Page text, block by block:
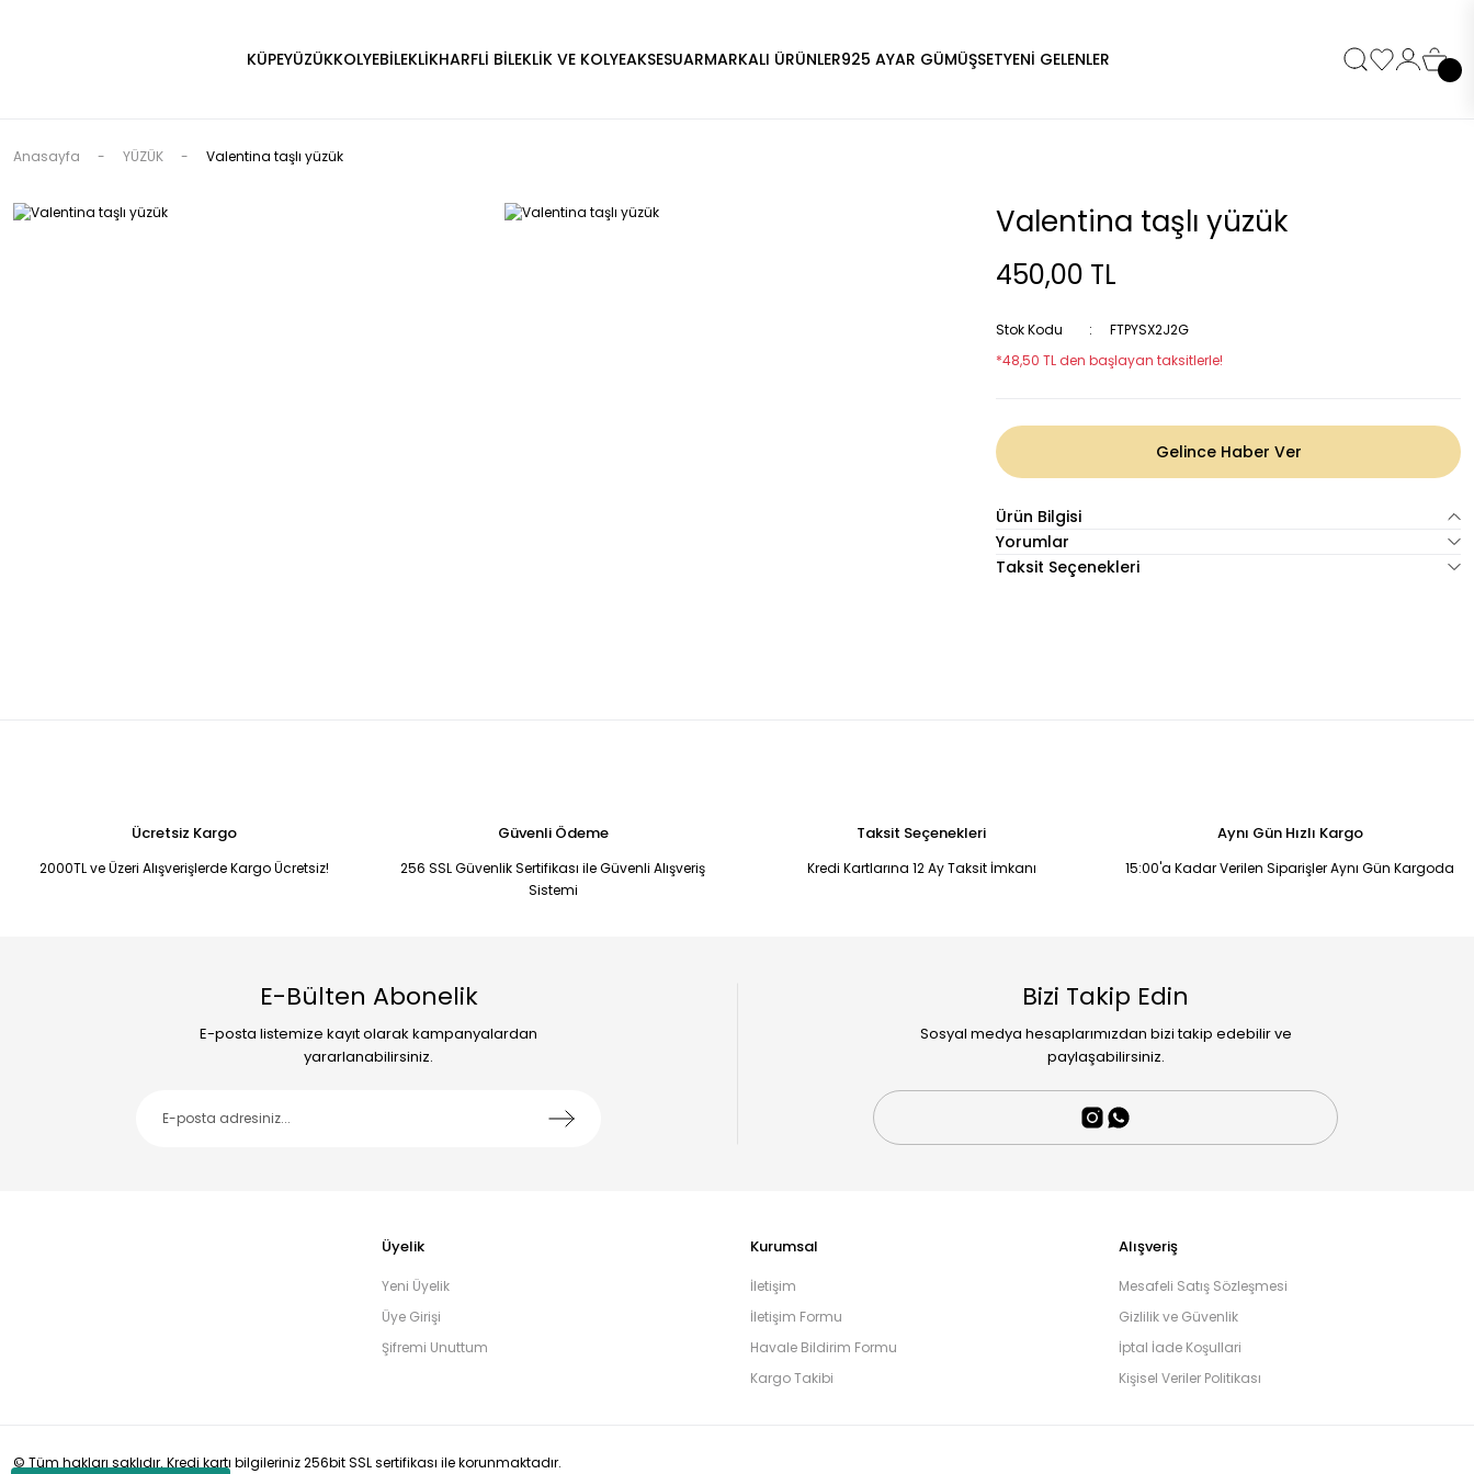
KÜPEYÜZÜKKOLYEBİLEKLİKHARFLİ BİLEKLİK VE KOLYEAKSESUARMARKALI ÜRÜNLER925 AYAR GÜMÜŞSETYENİ GELENLER
Anasayfa YÜZÜK Valentina taşlı yüzük
Valentina taşlı yüzük
450,00 TL
Stok Kodu
FTPYSX2J2G
*48,50 TL den başlayan taksitlerle!
Gelince Haber Ver
Ürün Bilgisi
Yorumlar
Taksit Seçenekleri
Ücretsiz Kargo
2000TL ve Üzeri Alışverişlerde Kargo Ücretsiz!
Güvenli Ödeme
256 SSL Güvenlik Sertifikası ile Güvenli Alışveriş
Sistemi
Taksit Seçenekleri
Kredi Kartlarına 12 Ay Taksit İmkanı
Aynı Gün Hızlı Kargo
15:00'a Kadar Verilen Siparişler Aynı Gün Kargoda
E-Bülten Abonelik
E-posta listemize kayıt olarak kampanyalardan
yararlanabilirsiniz.
Bizi Takip Edin
Sosyal medya hesaplarımızdan bizi takip edebilir ve
paylaşabilirsiniz.
Üyelik
Yeni Üyelik
Üye Girişi
Şifremi Unuttum
Kurumsal
İletişim
İletişim Formu
Havale Bildirim Formu
Kargo Takibi
Alışveriş
Mesafeli Satış Sözleşmesi
Gizlilik ve Güvenlik
İptal İade Koşullari
Kişisel Veriler Politikası
© Tüm hakları saklıdır. Kredi kartı bilgileriniz 256bit SSL sertifikası ile korunmaktadır.